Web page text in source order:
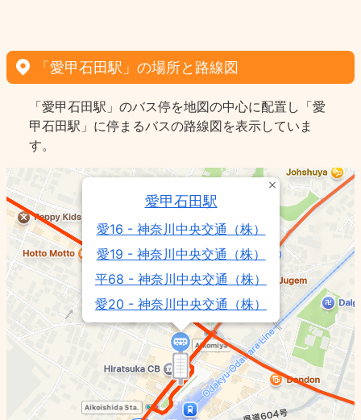
「愛甲石田駅」の場所と路線図
「愛甲石田駅」のバス停を地図の中心に配置し「愛
甲石田駅」に停まるバスの路線図を表示していま
す。
愛甲石田駅
愛16 - 神奈川中央交通（株）
愛19 - 神奈川中央交通（株）
平68 - 神奈川中央交通（株）
愛20 - 神奈川中央交通（株）
伊74 - 神奈川中央交通（株）
愛15 - 神奈川中央交通（株）
伊80 - 神奈川中央交通（株）
愛21 - 神奈川中央交通（株）